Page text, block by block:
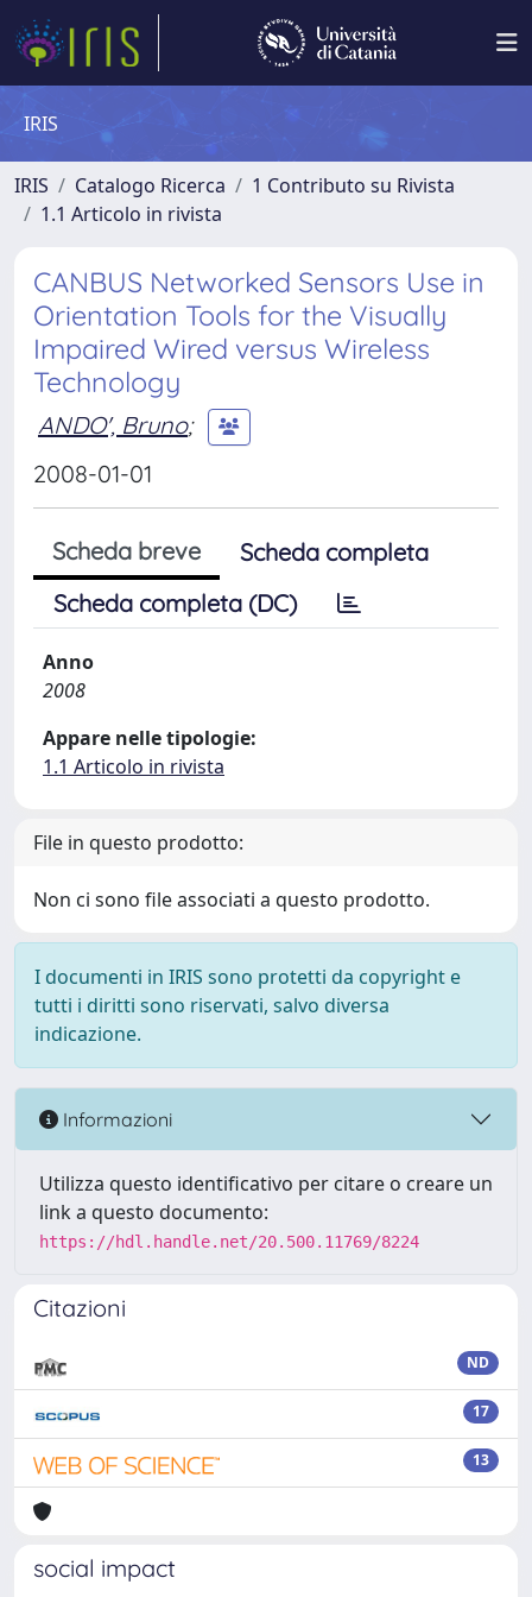
IRIS
IRIS Catalogo Ricerca
1 Contributo su Rivista
1.1 Articolo in rivista
CANBUS Networked Sensors Use in
Orientation Tools for the Visually
Impaired Wired versus Wireless
Technology
ANDO', Bruno;
2008-01-01
Scheda breve
Scheda completa
Scheda completa (DC)
Anno
2008
Appare nelle tipologie:
1.1 Articolo in rivista
File in questo prodotto:
Non ci sono file associati a questo prodotto.
I documenti in IRIS sono protetti da copyright e
tutti i diritti sono riservati, salvo diversa
indicazione.
Informazioni
Utilizza questo identificativo per citare o creare un
link a questo documento:
https://hdl.handle.net/20.500.11769/8224
Citazioni
ND
17
13
social impact